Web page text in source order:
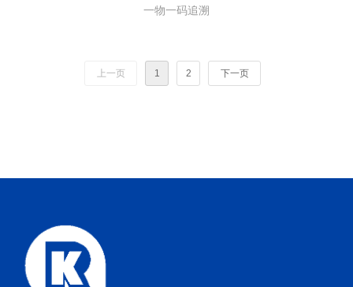
一物一码追溯
上一页 1 2 下一页